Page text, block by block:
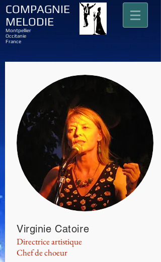
COMPAGNIE
MELODIE
Montpellier
Occitanie
France
Virginie Catoire
Directrice artistique
Chef de choeur